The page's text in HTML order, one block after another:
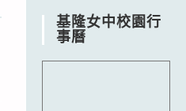
基隆女中校園行
事曆